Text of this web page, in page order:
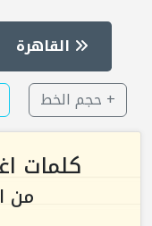
القاهرة
+ حجم الخط
كلمات
من